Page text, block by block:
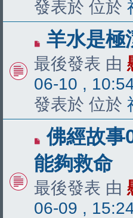
發表於 位於
有
新
文
章
羊水是極
最後發表 由
06-10 ,
發表於 位於
有
新
文
章
佛經故
能夠救命
最後發表 由
06-09 ,